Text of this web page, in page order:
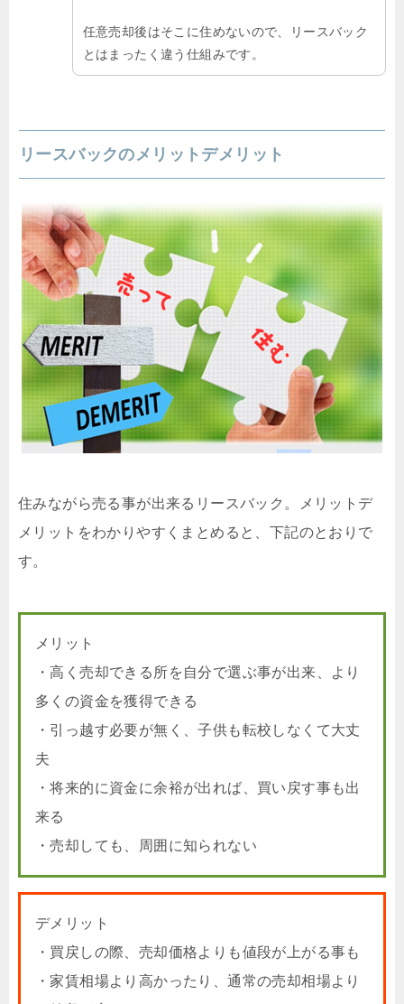
任意売却後はそこに住めないので、リースバック
とはまったく違う仕組みです。
リースバックのメリットデメリット
住みながら売る事が出来るリースバック。メリットデ
メリットをわかりやすくまとめると、下記のとおりで
す。
メリット
・高く売却できる所を自分で選ぶ事が出来、より
多くの資金を獲得できる
・引っ越す必要が無く、子供も転校しなくて大丈
夫
・将来的に資金に余裕が出れば、買い戻す事も出
来る
・売却しても、周囲に知られない
デメリット
・買戻しの際、売却価格よりも値段が上がる事も
・家賃相場より高かったり、通常の売却相場より